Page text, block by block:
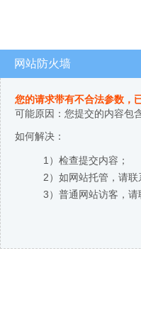
网站防火墙
您的请求带有不合法参数，
可能原因：您提交的内容包
如何解决：
1）检查提交内容；
2）如网站托管，请联
3）普通网站访客，请